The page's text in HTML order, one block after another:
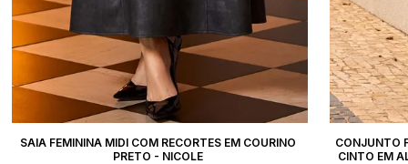
SAIA FEMININA MIDI COM RECORTES EM COURINO
PRETO - NICOLE
CONJUNTO
CINTO EM